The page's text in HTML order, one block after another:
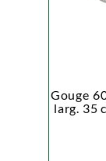
Gouge
larg. 35